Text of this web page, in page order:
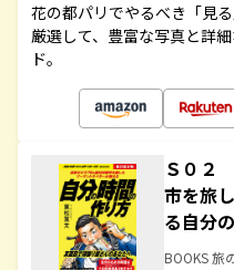
花の都パリでやるべき「見
厳選して、豊富な写真と詳
ド。
Ｓ０２
市を旅
る自分
BOOKS 旅